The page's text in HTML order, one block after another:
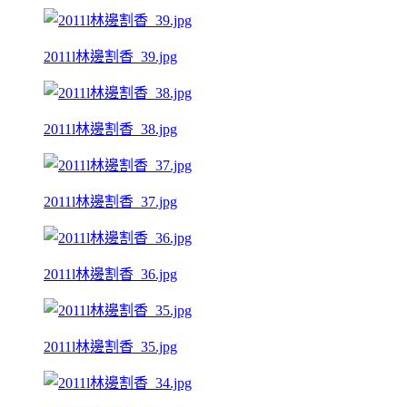
2011l林邊割香_39.jpg
2011l林邊割香_38.jpg
2011l林邊割香_37.jpg
2011l林邊割香_36.jpg
2011l林邊割香_35.jpg